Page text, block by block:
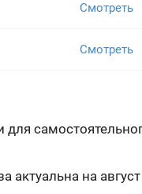
Смотреть
Смотреть
для
на